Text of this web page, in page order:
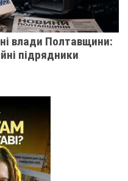
влади Полтавщини:
підрядники